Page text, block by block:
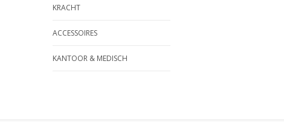
KRACHT
ACCESSOIRES
KANTOOR & MEDISCH